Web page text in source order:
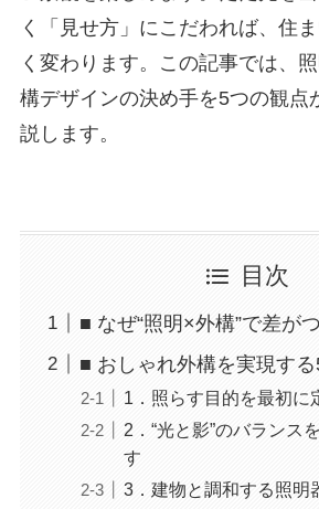
く「見せ方」にこだわれば、住
く変わります。この記事では、
構デザインの決め手を5つの観点
説します。
目次
■ なぜ“照明×外構”で差が
■ おしゃれ外構を実現す
1．照らす目的を最初に
2．“光と影”のバランス
す
3．建物と調和する照明